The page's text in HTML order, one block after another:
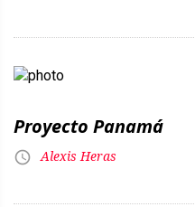
Proyecto Panamá
Alexis Heras